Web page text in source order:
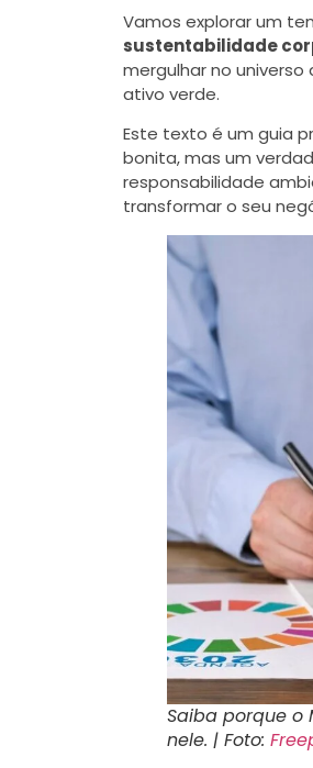
Vamos explorar um
sustentabilidade
mergulhar no universo
ativo verde.
Este texto é um guia
bonita, mas um
responsabilidade
transformar o seu
Saiba porque o
nele. | Foto: